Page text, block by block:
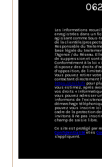
Les informations
enregistrées dans un
agissant comme Sous-
de la clientèle/
Responsable du
base légale du
l'Agence / du Réseau.
de suppression et sont
Conformément à la loi
disposez des droits
d’opposition, de
Vous pouvez retirer
contactant directement
https://cnil.fr/frpour
vous estimez, après
vos droits «
vous pouvez adresser
informons de
démarchage
pouvez vous inscrire ici
cadre de la protection
invitons à ne pas
champ de saisie libre.
Ce site est protégé par
Confidentialité et es
s'appliquent.